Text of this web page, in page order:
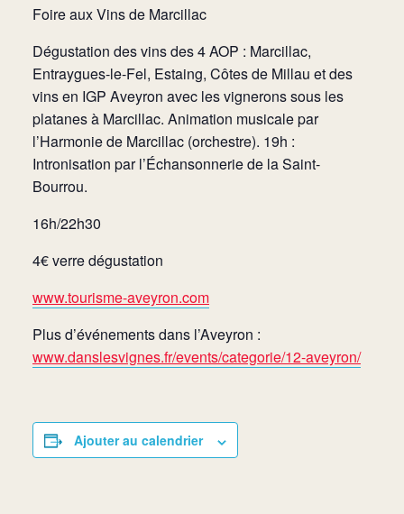
Foire aux Vins de Marcillac
Dégustation des vins des 4 AOP : Marcillac,
Entraygues-le-Fel, Estaing, Côtes de Millau et des
vins en IGP Aveyron avec les vignerons sous les
platanes à Marcillac. Animation musicale par
l’Harmonie de Marcillac (orchestre). 19h :
Intronisation par l’Échansonnerie de la Saint-
Bourrou.
16h/22h30
4€ verre dégustation
www.tourisme-aveyron.com
Plus d’événements dans l’Aveyron :
www.danslesvignes.fr/events/categorie/12-aveyron/
Ajouter au calendrier